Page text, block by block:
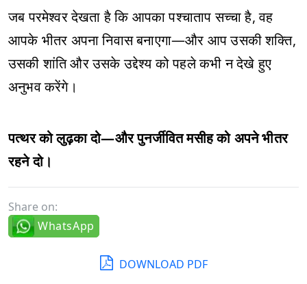
जब परमेश्वर देखता है कि आपका पश्चाताप सच्चा है, वह
आपके भीतर अपना निवास बनाएगा—और आप उसकी शक्ति,
उसकी शांति और उसके उद्देश्य को पहले कभी न देखे हुए
अनुभव करेंगे।
पत्थर को लुढ़का दो—और पुनर्जीवित मसीह को अपने भीतर
रहने दो।
Share on:
WhatsApp
DOWNLOAD PDF